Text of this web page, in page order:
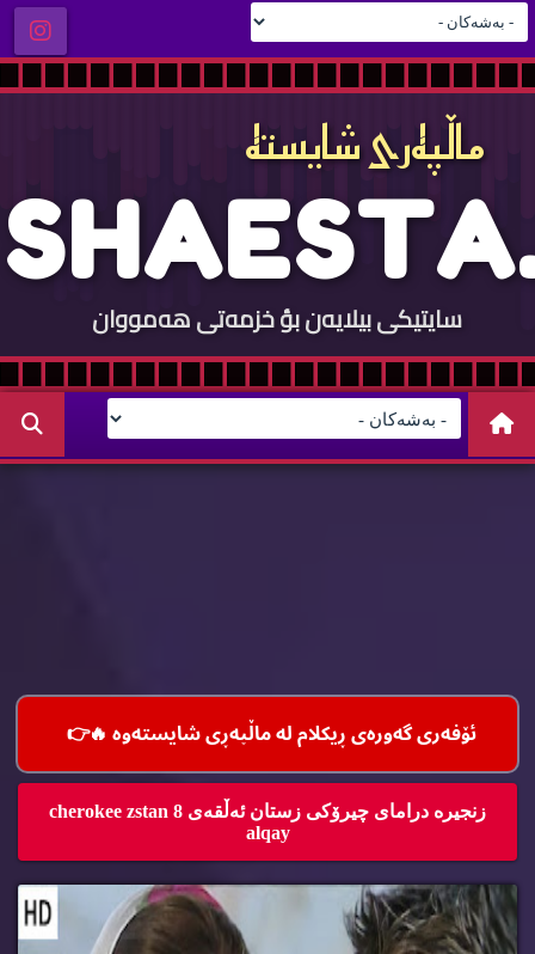
ماڵپه‌ری شایسته‌
SHAESTA.
COM
سایتيكی بيلایه‌ن بؤ خزمه‌تی هه‌مووان
ئۆفه‌ری گه‌وره‌ی ڕیكلام له‌ ماڵپه‌ڕی شایسته‌وه‌ 🔥👉
زنجیره‌ درامای چیرۆكی زستان ئه‌ڵقه‌ی 8 cherokee zstan
alqay